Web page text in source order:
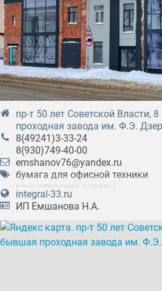
пр-т 50 лет Советской Власти,
проходная завода им. Ф.Э.
8(49241)3-33-24
8(930)749-40-00
emshanov76@yandex.ru
бумага для офисной техники
канцелярские товары
климатическое оборудование
корпоративное обслуживание
корпоративное обслуживание
обслуживания компьютерных
подключение оборудования
integral-33.ru
ИП Емшанова Н.А.